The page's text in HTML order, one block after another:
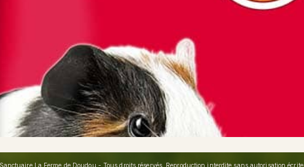
La Ferme de Doudou - Tous droits réservés. Reproduction interdite sans autorisation écrite.